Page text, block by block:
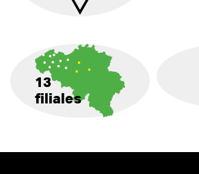
13
filiales